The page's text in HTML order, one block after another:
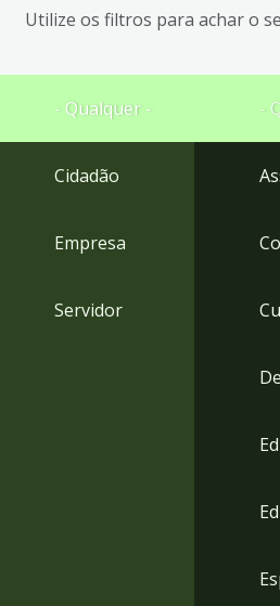
busca
Ir
rodapé
Utilize os filtros para achar o
- Qualquer -
Cidadão
Empresa
Servidor
-